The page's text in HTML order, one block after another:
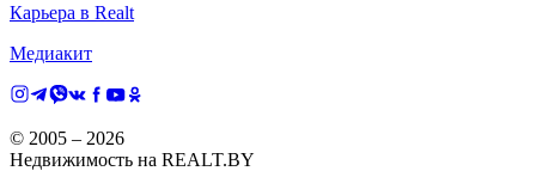
Карьера в Realt
Медиакит
© 2005 – 2026
Недвижимость на REALT.BY